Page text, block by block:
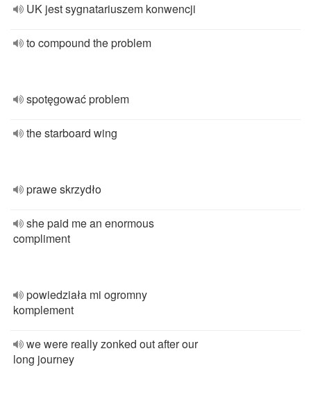
UK jest sygnatariuszem konwencji
to compound the problem
spotęgować problem
the starboard wing
prawe skrzydło
she paid me an enormous
compliment
powiedziała mi ogromny
komplement
we were really zonked out after our
long journey